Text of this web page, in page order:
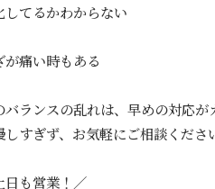
してるかわからない
が痛い時もある
バランスの乱れは、早めの対応が
しすぎず、お気軽にご相談くださ
日も営業！／